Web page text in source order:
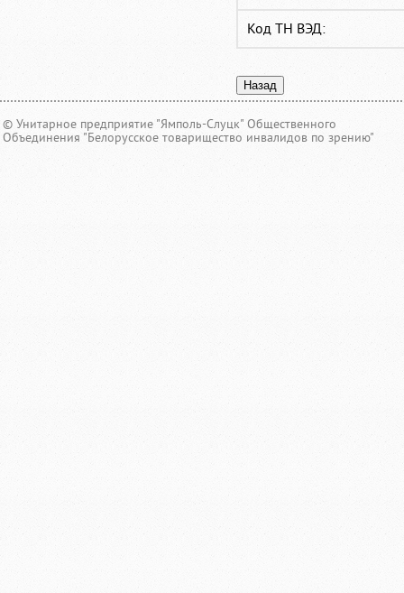
Код ТН ВЭД:
© Унитарное предприятие "Ямполь-Слуцк" Общественного
Объединения "Белорусское товарищество инвалидов по зрению"